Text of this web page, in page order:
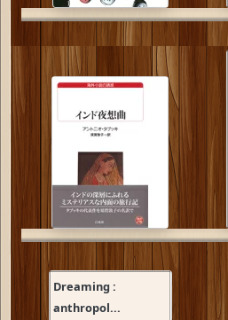
Dreaming :
anthropol...